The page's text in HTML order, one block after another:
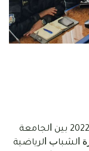
ﺍﺛﺮ ﺍﻻﺟﺘﻤﺎﻉ ﺍﻟﺬﻱ ﺩﺍﺭ ﺍﻟﻴﻮﻡ ﺍﻻﺭﺑﻌﺎﺀ 27 ﺃﻓﺮﻳﻞ 2022 ﺑﻴﻦ ﺍﻟﺠﺎﻣﻌﺔ
ﺍﻟﺸﺒﺎﺏ ﺍﻟﺮﻳﺎﺿﻴﺔ